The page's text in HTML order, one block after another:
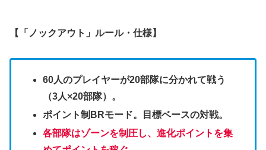
【「ノックアウト」ルール・仕様】
60人のプレイヤーが20部隊に分かれて戦う
（3人×20部隊）。
ポイント制BRモード。目標ベースの対戦。
各部隊はゾーンを制圧し、進化ポイントを集